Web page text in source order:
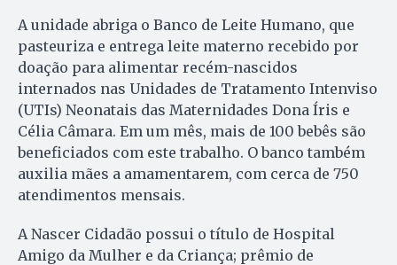
A unidade abriga o Banco de Leite Humano, que
pasteuriza e entrega leite materno recebido por
doação para alimentar recém-nascidos
internados nas Unidades de Tratamento Intenviso
(UTIs) Neonatais das Maternidades Dona Íris e
Célia Câmara. Em um mês, mais de 100 bebês são
beneficiados com este trabalho. O banco também
auxilia mães a amamentarem, com cerca de 750
atendimentos mensais.
A Nascer Cidadão possui o título de Hospital
Amigo da Mulher e da Criança; prêmio de